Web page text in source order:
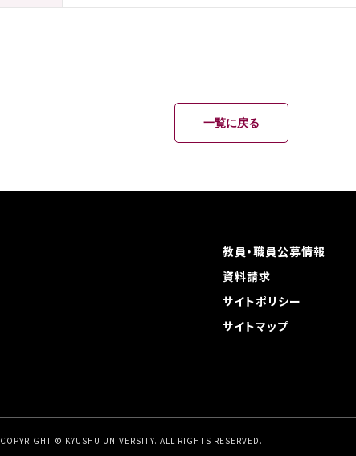
一覧に戻る
教員・職員公募情報
資料請求
サイトポリシー
サイトマップ
COPYRIGHT © KYUSHU UNIVERSITY. ALL RIGHTS RESERVED.